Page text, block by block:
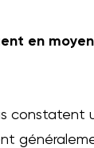
en
constatent